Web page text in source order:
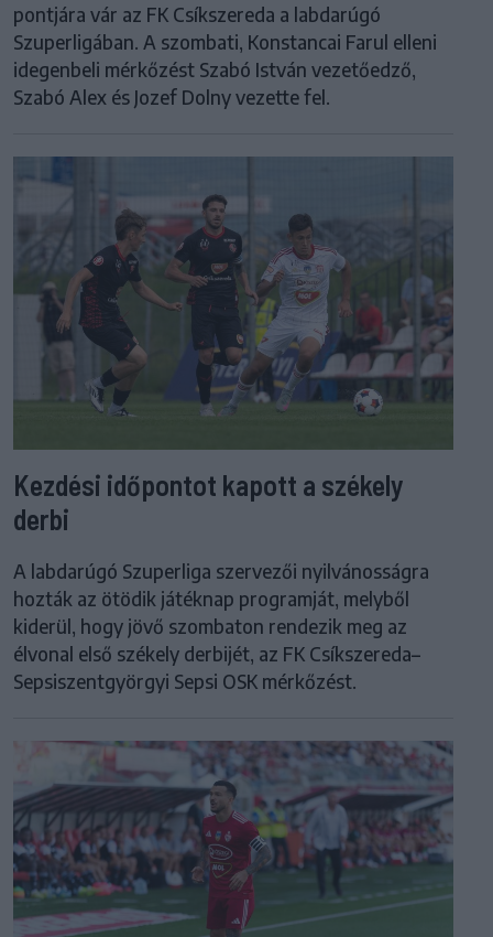
pontjára vár az FK Csíkszereda a labdarúgó
Szuperligában. A szombati, Konstancai Farul elleni
idegenbeli mérkőzést Szabó István vezetőedző,
Szabó Alex és Jozef Dolny vezette fel.
Kezdési időpontot kapott a székely
derbi
A labdarúgó Szuperliga szervezői nyilvánosságra
hozták az ötödik játéknap programját, melyből
kiderül, hogy jövő szombaton rendezik meg az
élvonal első székely derbijét, az FK Csíkszereda–
Sepsiszentgyörgyi Sepsi OSK mérkőzést.